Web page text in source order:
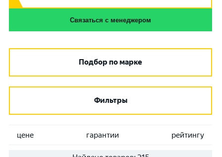
Связаться с менеджером
Подбор по марке
Фильтры
цене гарантии рейтингу